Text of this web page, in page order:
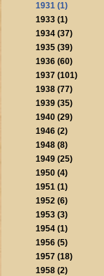
1931 (1)
1933 (1)
1934 (37)
1935 (39)
1936 (60)
1937 (101)
1938 (77)
1939 (35)
1940 (29)
1946 (2)
1948 (8)
1949 (25)
1950 (4)
1951 (1)
1952 (6)
1953 (3)
1954 (1)
1956 (5)
1957 (18)
1958 (2)